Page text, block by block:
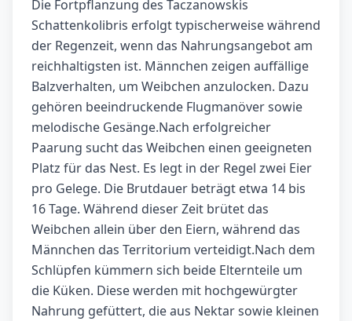
Die Fortpflanzung des Taczanowskis
Schattenkolibris erfolgt typischerweise während
der Regenzeit, wenn das Nahrungsangebot am
reichhaltigsten ist. Männchen zeigen auffällige
Balzverhalten, um Weibchen anzulocken. Dazu
gehören beeindruckende Flugmanöver sowie
melodische Gesänge.Nach erfolgreicher
Paarung sucht das Weibchen einen geeigneten
Platz für das Nest. Es legt in der Regel zwei Eier
pro Gelege. Die Brutdauer beträgt etwa 14 bis
16 Tage. Während dieser Zeit brütet das
Weibchen allein über den Eiern, während das
Männchen das Territorium verteidigt.Nach dem
Schlüpfen kümmern sich beide Elternteile um
die Küken. Diese werden mit hochgewürgter
Nahrung gefüttert, die aus Nektar sowie kleinen